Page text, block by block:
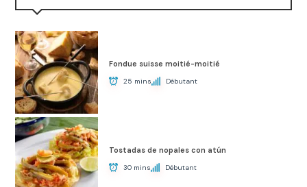
Fondue suisse moitié-moitié
25 mins Débutant
Tostadas de nopales con atún
30 mins Débutant